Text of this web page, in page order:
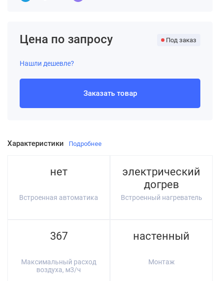
Характеристики Подробнее
нет
Встроенная автоматика
электрический
догрев
Встроенный нагреватель
367
Максимальный расход
воздуха, м3/ч
настенный
Монтаж
Цена по запросу Под заказ
Нашли дешевле?
Заказать товар